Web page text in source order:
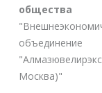
общества
объединение
Москва)"